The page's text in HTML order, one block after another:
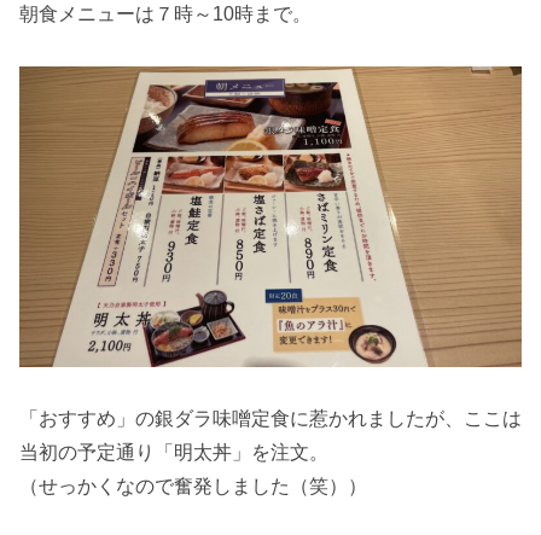
朝食メニューは７時～10時まで。
「おすすめ」の銀ダラ味噌定食に惹かれましたが、ここは
当初の予定通り「明太丼」を注文。
（せっかくなので奮発しました（笑））